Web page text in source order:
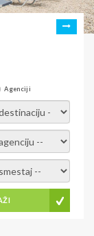
Agenciji
-
-
-